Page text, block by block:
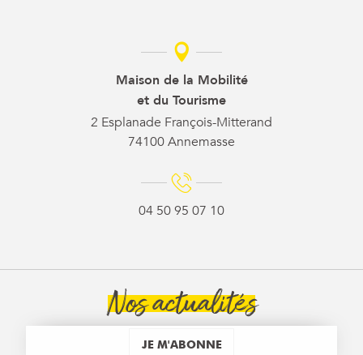
Maison de la Mobilité
et du Tourisme
2 Esplanade François-Mitterand
74100 Annemasse
04 50 95 07 10
Nos actualités
JE M'ABONNE